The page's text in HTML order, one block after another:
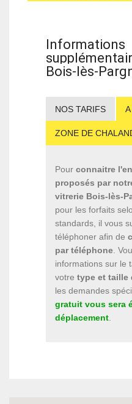
Informations
Bois-lès-
NOS TARIFS
ZONE DE
Pour connaitre
proposés par
vitrerie Bois-lès-
pour les forfaits
standards, il vous
téléphoner afin de
par téléphone .
informations sur le
votre type et taille
les demandes
gratuit vous sera
déplacement